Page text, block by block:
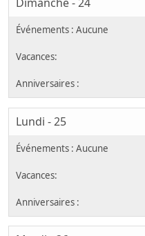
Lundi - 25